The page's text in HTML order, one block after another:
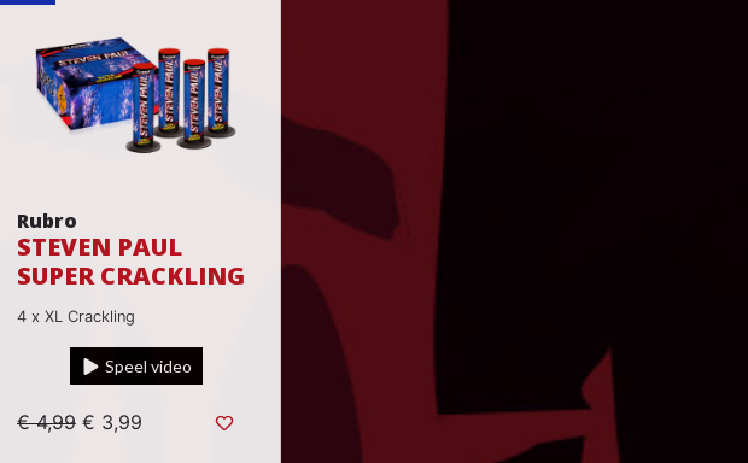
Rubro
STEVEN PAUL
SUPER CRACKLING
4 x XL Crackling
Speel video
€ 4,99 € 3,99